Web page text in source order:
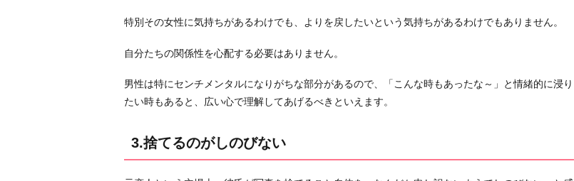
い
め
5.
優
を
特別その女性に気持ちがあるわけでも、よりを戻したいという気持ちがあるわけでもありません。
自分たちの関係性を心配する必要はありません。
男性は特にセンチメンタルになりがちな部分があるので、「こんな時もあったな～」と情緒的に浸り
たい時もあると、広い心で理解してあげるべきといえます。
3.捨てるのがしのびない